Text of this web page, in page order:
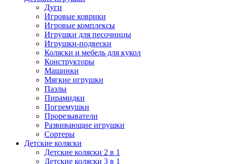
Дуги
Игровые коврики
Игровые комплексы
Игрушки для песочницы
Игрушки-подвески
Коляски и мебель для кукол
Конструкторы
Машинки
Мягкие игрушки
Пазлы
Пирамидки
Погремушки
Прорезыватели
Развивающие игрушки
Сортеры
Детские коляски
Детские коляски 2 в 1
Детские коляски 3 в 1